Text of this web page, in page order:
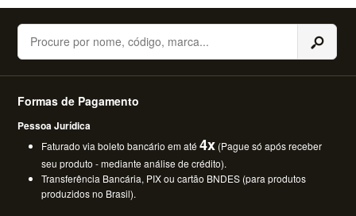
Buscar
Formas de Pagamento
Pessoa Jurídica
Faturado via boleto bancário em até4x (Pague só após receber
seu produto - mediante análise de crédito).
Transferência Bancária, PIX ou cartão BNDES (para produtos
produzidos no Brasil).